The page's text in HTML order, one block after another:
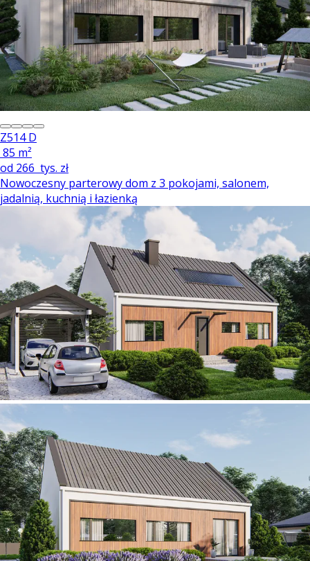
Z514 D
85 m²
od 266 tys. zł
Nowoczesny parterowy dom z 3 pokojami, salonem,
jadalnią, kuchnią i łazienką